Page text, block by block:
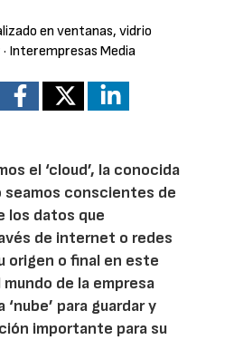
en ventanas, vidrio
· Interempresas Media
el ‘cloud’, la conocida
seamos conscientes de
los datos que
de internet o redes
origen o final en este
de la empresa
para guardar y
importante para su